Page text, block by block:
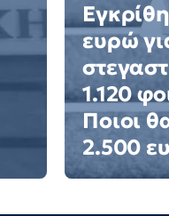
ευρώ
1.120
Ποιοι
2.500